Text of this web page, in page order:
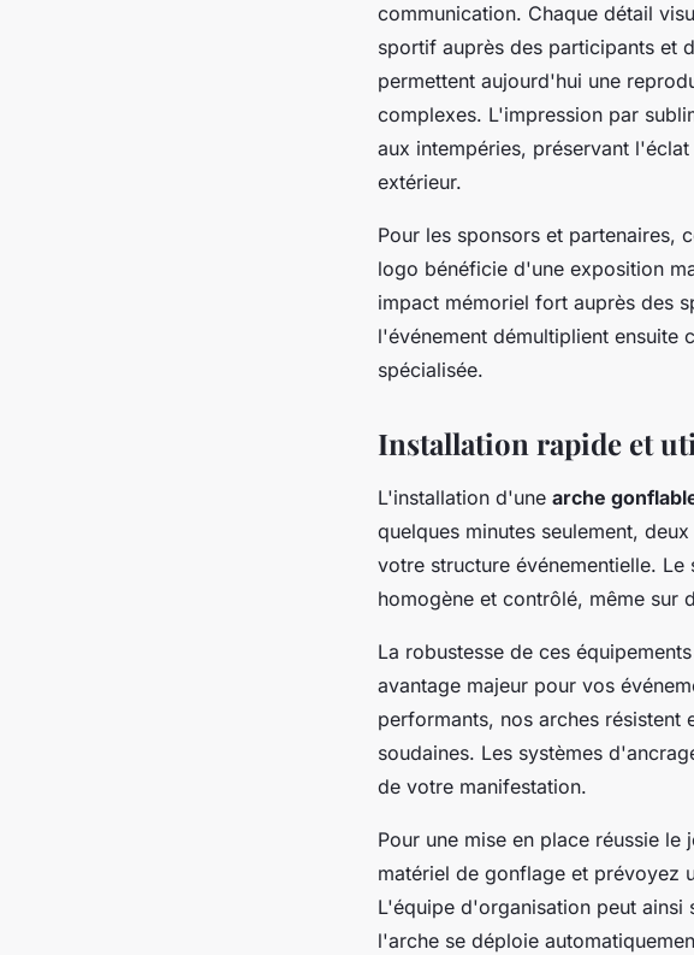
communication. Chaque détail
sportif auprès des participants et
permettent aujourd'hui une
complexes. L'impression par
aux intempéries, préservant
extérieur.
Pour les sponsors et partenaires,
logo bénéficie d'une exposition
impact mémoriel fort auprès des
l'événement démultiplient ensuite
spécialisée.
Installation rapide et
L'installation d'une arche
quelques minutes seulement,
votre structure événementielle.
homogène et contrôlé, même sur
La robustesse de ces
avantage majeur pour vos
performants, nos arches résistent
soudaines. Les systèmes
de votre manifestation.
Pour une mise en place réussie
matériel de gonflage et prévoyez
L'équipe d'organisation peut ainsi
l'arche se déploie